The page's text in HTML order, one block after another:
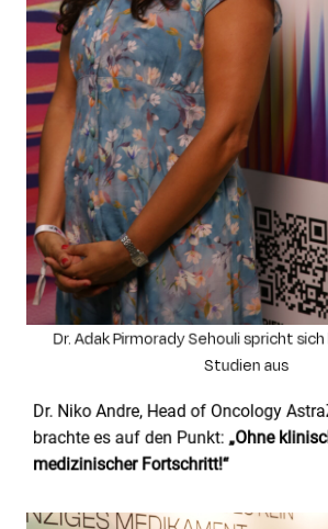
Dr. Adak Pirmorady Sehouli spricht
Studien aus
Dr. Niko Andre, Headof Oncology
brachte es auf den Punkt: „Ohne
medizinischer Fortschritt!“